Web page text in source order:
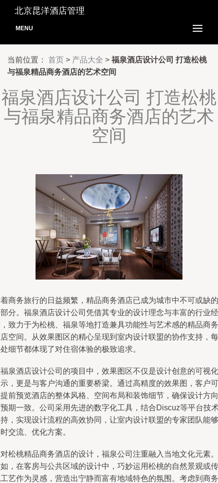
北京昆洋酒店管理
MENU
当前位置： 首页 > 产品大全 > 福泉酒店设计公司 打造松桃
与福泉精品商务酒店的艺术空间
福泉酒店设计公司 打造松桃
与福泉精品商务酒店的艺术
空间
商务旅行的日益频繁，精品商务酒店已成为城市中不可或缺的
分。福泉酒店设计公司凭借其专业的设计理念与丰富的行业经
致力于为松桃、福泉等地打造兼具功能性与艺术感的精品商务
空间。从效果图区的精心呈现到室内设计联盟的协作支持，每
细节都体现了对住宿体验的极致追求。
泉酒店设计公司的项目中，效果图区不仅是设计创意的可视化
，更是与客户沟通的重要桥梁。通过高精度的效果图，客户可
前预览酒店的整体风格、空间布局和装饰细节，确保设计方向
期一致。公司采用先进的数字化工具，结合Discuz等平台技
，实现设计流程的高效协同，让室内设计联盟的专家团队能够
交流、优化方案。
松桃精品商务酒店的设计，福泉公司注重融入当地文化元素。
，在客房与公共区域的设计中，巧妙运用松桃的自然景观或传
艺作为灵感，营造出宁静而富有地域特色的氛围。考虑到商务